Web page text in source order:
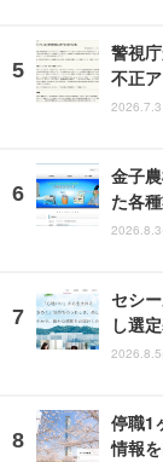
警視
不正
金子
た各
セシ
し選
停職1
情報